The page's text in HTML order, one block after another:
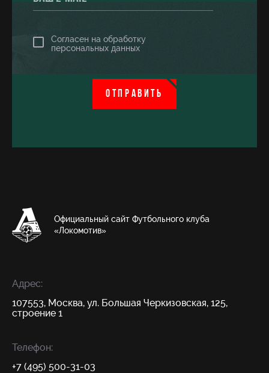
Согласен на обработку
персональных данных
ОТПРАВИТЬ
Официальный сайт Футбольного клуба
«Локомотив»
Адрес:
107553, Москва, ул. Большая Черкизовская, 125,
строение 1
Телефон:
+7 (495) 500-31-03